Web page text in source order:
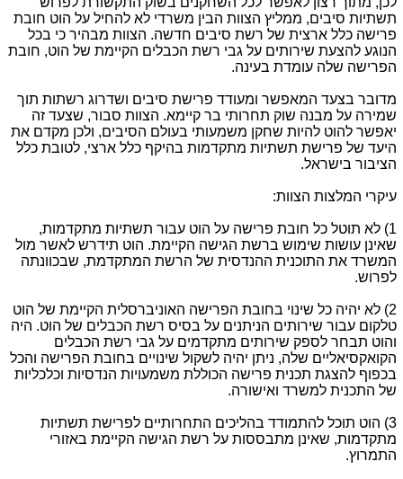
תשתיות סיבים, ממליץ הצוות הבין משרדי לא להחיל על הוט חובת
פרישה כלל ארצית של רשת סיבים חדשה. הצוות מבהיר כי בכל
הנוגע להצעת שירותים על גבי רשת הכבלים הקיימת של הוט, חובת
הפרישה שלה עומדת בעינה.
מדובר בצעד המאפשר ומעודד פרישת סיבים ושדרוג רשתות תוך
שמירה על מבנה שוק תחרותי בר קיימא. הצוות סבור, שצעד זה
יאפשר להוט להיות שחקן משמעותי בעולם הסיבים, ולכן מקדם את
היעד של פרישת תשתיות מתקדמות בהיקף כלל ארצי, לטובת כלל
הציבור בישראל.
עיקרי המלצות הצוות:
1) לא תוטל כל חובת פרישה על הוט עבור תשתיות מתקדמות,
שאינן עושות שימוש ברשת הגישה הקיימת. הוט תידרש לאשר מול
המשרד את התוכנית ההנדסית של הרשת המתקדמת, שבכוונתה
לפרוש.
2) לא יהיה כל שינוי בחובת הפרישה האוניברסלית הקיימת של הוט
טלקום עבור שירותים הניתנים על בסיס רשת הכבלים של הוט. היה
והוט תבחר לספק שירותים מתקדמים על גבי רשת הכבלים
הקואקסיאליים שלה, ניתן יהיה לשקול שינויים בחובת הפרישה והכל
בכפוף להצגת תכנית פרישה הכוללת משמעויות הנדסיות וכלכליות
של התכנית למשרד ואישורה.
3) הוט תוכל להתמודד בהליכים התחרותיים לפרישת תשתיות
מתקדמות, שאינן מתבססות על רשת הגישה הקיימת באזורי
התמרוץ.